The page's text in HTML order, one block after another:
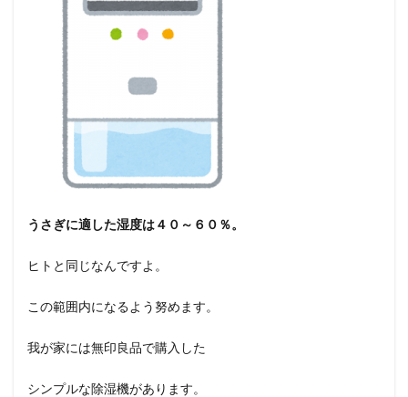
うさぎに適した湿度は４０～６０％。
ヒトと同じなんですよ。
この範囲内になるよう努めます。
我が家には無印良品で購入した
シンプルな除湿機があります。